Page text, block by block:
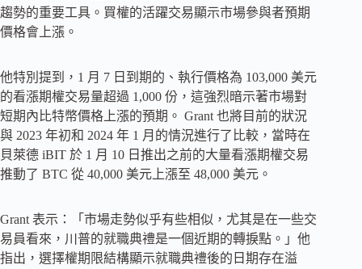
趨勢的重要工具。買權的活躍交易顯示市場參與者預期
價格會上漲。
他特別提到，1 月 7 日到期的、執行價格為 103,000 美元
的看漲期權交易量超過 1,000 份，這強烈暗示著市場對
短期內比特幣價格上漲的預期。 Grant 也將目前的狀況
與 2023 年初和 2024 年 1 月的情況進行了比較，當時在
貝萊德 iBIT 於 1 月 10 日推出之前的大量看漲期權交易
推動了 BTC 從 40,000 美元上漲至 48,000 美元。
Grant 表示：「市場走勢似乎有些相似，尤其是在一些交
易員看來，川普的就職典禮是一個近期的轉捩點。」他
指出，選擇權期限結構顯示就職典禮後的日期存在溢